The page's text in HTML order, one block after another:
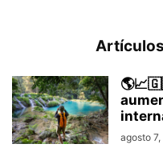
agosto